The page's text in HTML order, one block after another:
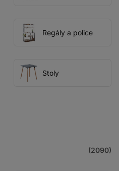
Regály a police
Stoly
(2090)